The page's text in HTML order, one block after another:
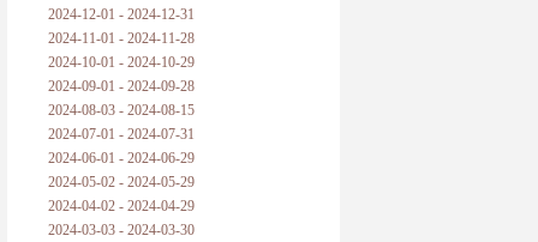
2024-12-01 - 2024-12-31
2024-11-01 - 2024-11-28
2024-10-01 - 2024-10-29
2024-09-01 - 2024-09-28
2024-08-03 - 2024-08-15
2024-07-01 - 2024-07-31
2024-06-01 - 2024-06-29
2024-05-02 - 2024-05-29
2024-04-02 - 2024-04-29
2024-03-03 - 2024-03-30